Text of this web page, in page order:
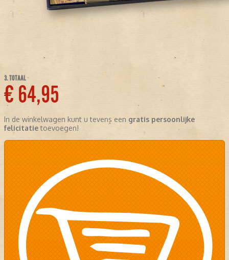
3. TOTAAL
€ 64,95
In de winkelwagen kunt u tevens een gratis persoonlijke
felicitatietoevoegen!